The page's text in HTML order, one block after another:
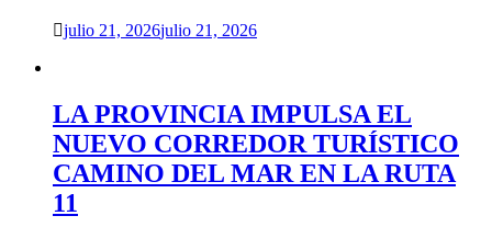
julio 21, 2026julio 21, 2026
LA PROVINCIA IMPULSA EL
NUEVO CORREDOR TURÍSTICO
CAMINO DEL MAR EN LA RUTA
11